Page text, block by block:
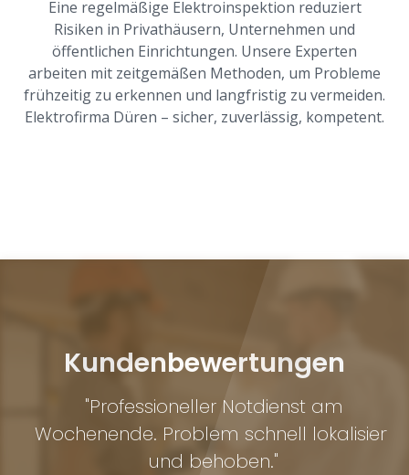
Eine regelmäßige Elektroinspektion reduziert
Risiken in Privathäusern, Unternehmen und
öffentlichen Einrichtungen. Unsere Experten
arbeiten mit zeitgemäßen Methoden, um Probleme
frühzeitig zu erkennen und langfristig zu vermeiden.
Elektrofirma Düren – sicher, zuverlässig, kompetent.
Kundenbewertungen
"Professioneller Notdienst am
Wochenende. Problem schnell lokalisiert
und behoben."